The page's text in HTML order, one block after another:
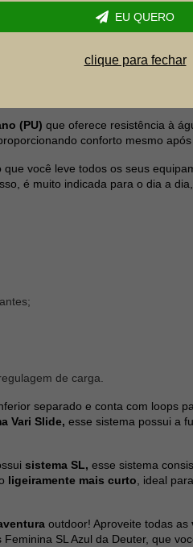
e possíveis danos esporádicos.
reciclados
na construção dessa
reciclados, reduzindo em
produtos químicos per e
(PU) que oferece resistência à
conforto mesmo
que você leve todos os seus
é muito indicada para o dia a
de carga.
separado e conta com loops
Vari Slide, esse sistema possui a
sistema SL, esse sistema
ligeiramente mais curto, ideal
outdoor! Aproveite todas as
SL Azul da Deuter, que
EU QUERO
clique para fechar